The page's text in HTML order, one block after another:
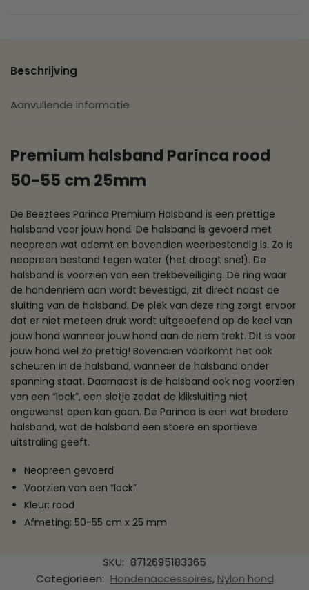
Beschrijving
Aanvullende informatie
Premium halsband Parinca rood
50-55 cm 25mm
De Beeztees Parinca Premium Halsband is een prettige
halsband voor jouw hond. De halsband is gevoerd met
neopreen wat ademt en bovendien weerbestendig is. Zo is
neopreen bestand tegen water (het droogt snel). De
halsband is voorzien van een trekbeveiliging. De ring waar
de hondenriem aan wordt bevestigd, zit direct naast de
sluiting van de halsband. De plek van deze ring zorgt ervoor
dat er niet meteen druk wordt uitgeoefend op de keel van
jouw hond wanneer jouw hond aan de riem trekt. Dit is voor
jouw hond wel zo prettig! Bovendien voorkomt het ook
scheuren in de halsband, wanneer de halsband onder
spanning staat. Daarnaast is de halsband ook nog voorzien
van een “lock”, een slotje zodat de kliksluiting niet
ongewenst open kan gaan. De Parinca is een wat bredere
halsband, wat de halsband een stoere en sportieve
uitstraling geeft.
Neopreen gevoerd
Voorzien van een “lock”
Kleur: rood
Afmeting: 50-55 cm x 25 mm
SKU: 8712695183365
Categorieën: Hondenaccessoires, Nylon hond